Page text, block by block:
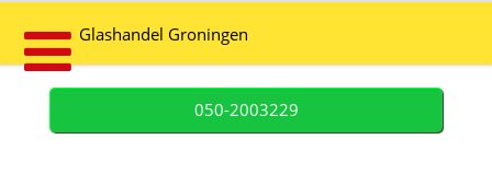
Glashandel Groningen
050-2003229